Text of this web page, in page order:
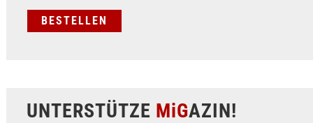
UNTERSTÜTZE MiGAZIN!